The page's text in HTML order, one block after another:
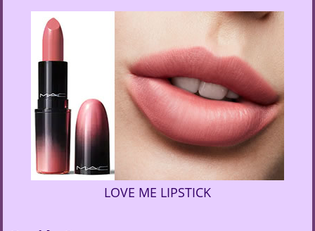
LOVE ME LIPSTICK